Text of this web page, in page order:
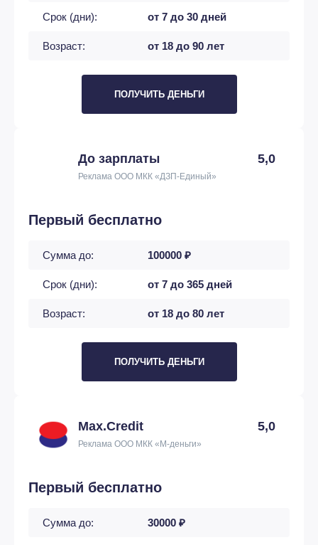
Срок (дни): от 7 до 30 дней
Возраст: от 18 до 90 лет
ПОЛУЧИТЬ ДЕНЬГИ
До зарплаты 5,0
Реклама ООО МКК «ДЗП-Единый»
Первый бесплатно
Сумма до: 100000 ₽
Срок (дни): от 7 до 365 дней
Возраст: от 18 до 80 лет
ПОЛУЧИТЬ ДЕНЬГИ
Max.Credit 5,0
Реклама ООО МКК «М-деньги»
Первый бесплатно
Сумма до: 30000 ₽